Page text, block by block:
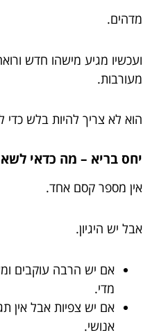
מדהים.
ועכשיו מגיע מישהו חדש
מעורבות.
הוא לא צריך להיות בלש
יחס בריא – מה כדאי
אין מספר קסם אחד.
אבל יש היגיון.
אם יש הרבה עוקבים
מדי.
אם יש צפיות אבל אין
אנושי.